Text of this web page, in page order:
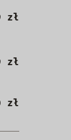
zł
zł
zł